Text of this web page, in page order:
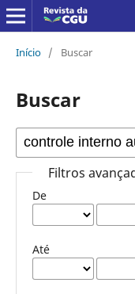
Início / Buscar
Buscar
Filtros
De
Até